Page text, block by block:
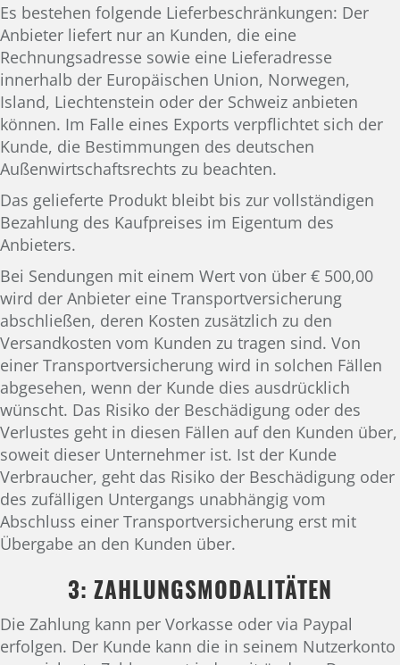
Es bestehen folgende Lieferbeschränkungen: Der
Anbieter liefert nur an Kunden, die eine
Rechnungsadresse sowie eine Lieferadresse
innerhalb der Europäischen Union, Norwegen,
Island, Liechtenstein oder der Schweiz anbieten
können. Im Falle eines Exports verpflichtet sich der
Kunde, die Bestimmungen des deutschen
Außenwirtschaftsrechts zu beachten.
Das gelieferte Produkt bleibt bis zur vollständigen
Bezahlung des Kaufpreises im Eigentum des
Anbieters.
Bei Sendungen mit einem Wert von über € 500,00
wird der Anbieter eine Transportversicherung
abschließen, deren Kosten zusätzlich zu den
Versandkosten vom Kunden zu tragen sind. Von
einer Transportversicherung wird in solchen Fällen
abgesehen, wenn der Kunde dies ausdrücklich
wünscht. Das Risiko der Beschädigung oder des
Verlustes geht in diesen Fällen auf den Kunden über,
soweit dieser Unternehmer ist. Ist der Kunde
Verbraucher, geht das Risiko der Beschädigung oder
des zufälligen Untergangs unabhängig vom
Abschluss einer Transportversicherung erst mit
Übergabe an den Kunden über.
3: ZAHLUNGSMODALITÄTEN
Die Zahlung kann per Vorkasse oder via Paypal
erfolgen. Der Kunde kann die in seinem Nutzerkonto